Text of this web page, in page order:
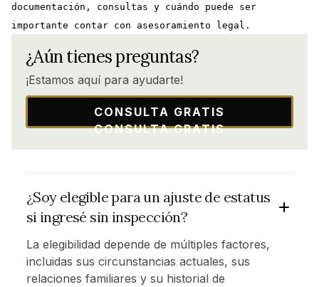
documentación, consultas y cuándo puede ser
importante contar con asesoramiento legal.
¿Aún tienes preguntas?
¡Estamos aquí para ayudarte!
CONSULTA GRATIS
CONSULTA GRATIS
¿Soy elegible para un ajuste de estatus
si ingresé sin inspección?
La elegibilidad depende de múltiples factores,
incluidas sus circunstancias actuales, sus
relaciones familiares y su historial de